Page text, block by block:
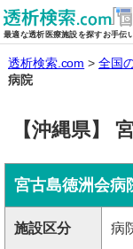
最適な透析医療施設を探すお手伝
透析検索.com 全国
病院
【沖縄県】
宮古島徳洲会病
施設区分 病